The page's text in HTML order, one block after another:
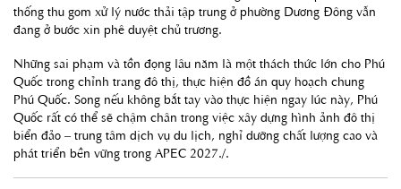
thống thu gom xử lý nước thải tập trung ở phường Dương Đông vẫn
đang ở bước xin phê duyệt chủ trương.
Những sai phạm và tồn đọng lâu năm là một thách thức lớn cho Phú
Quốc trong chỉnh trang đô thị, thực hiện đồ án quy hoạch chung
Phú Quốc. Song nếu không bắt tay vào thực hiện ngay lúc này, Phú
Quốc rất có thể sẽ chậm chân trong việc xây dựng hình ảnh đô thị
biển đảo – trung tâm dịch vụ du lịch, nghỉ dưỡng chất lượng cao và
phát triển bền vững trong APEC 2027./.